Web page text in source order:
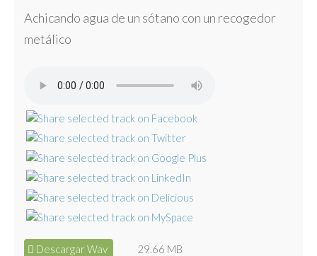
Achicando agua de un sótano con un recogedor
metálico
Descargar Wav 29.66 MB